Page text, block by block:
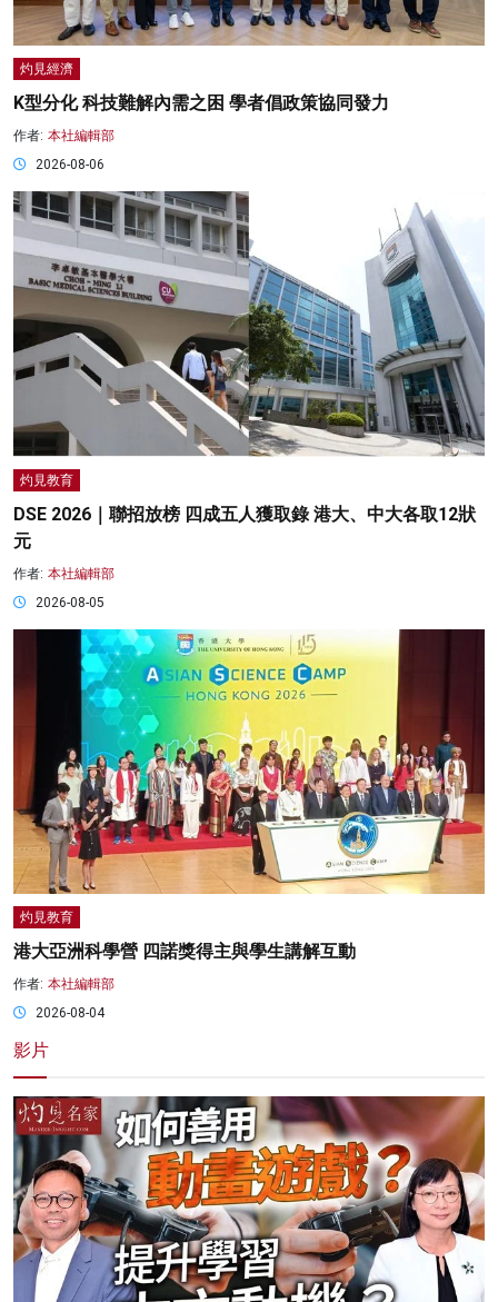
灼見經濟
K型分化 科技難解內需之困 學者倡政策協同發力
作者: 本社編輯部
2026-08-06
灼見教育
DSE 2026｜聯招放榜 四成五人獲取錄 港大、中大各取12狀
元
作者: 本社編輯部
2026-08-05
灼見教育
港大亞洲科學營 四諾獎得主與學生講解互動
作者: 本社編輯部
2026-08-04
影片